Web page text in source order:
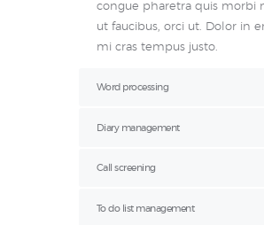
congue pharetra quis morbi
ut faucibus, orci ut. Dolor in
mi cras tempus justo.
Word processing
Diary management
Call screening
To do list management